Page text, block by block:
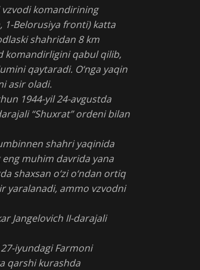
vzvodi komandirining
1-Belorusiya fronti) katta
shahridan 8 km
komandirligini qabul qilib,
qaytaradi. O‘nga yaqin
asir oladi.
1944-yil 24-avgustda
“Shuxrat” ordeni bilan
shahri yaqinida
muhim davrida yana
shaxsan o‘zi o‘ndan ortiq
yaralanadi, ammo vzvodni
Jangelovich II-darajali
iyundagi Farmoni
qarshi kurashda